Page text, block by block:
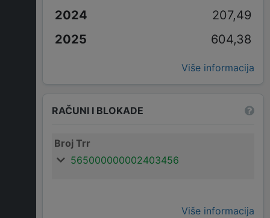
207,49
604,38
Više informacija
RAČUNI I BLOKADE
Broj Trr
565000000002403456
Više informacija